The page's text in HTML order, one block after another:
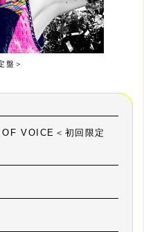
盤＞
VOICE＜初回限定